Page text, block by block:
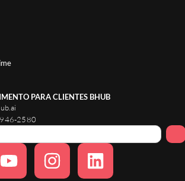
PARA CLIENTES BHUB
2580